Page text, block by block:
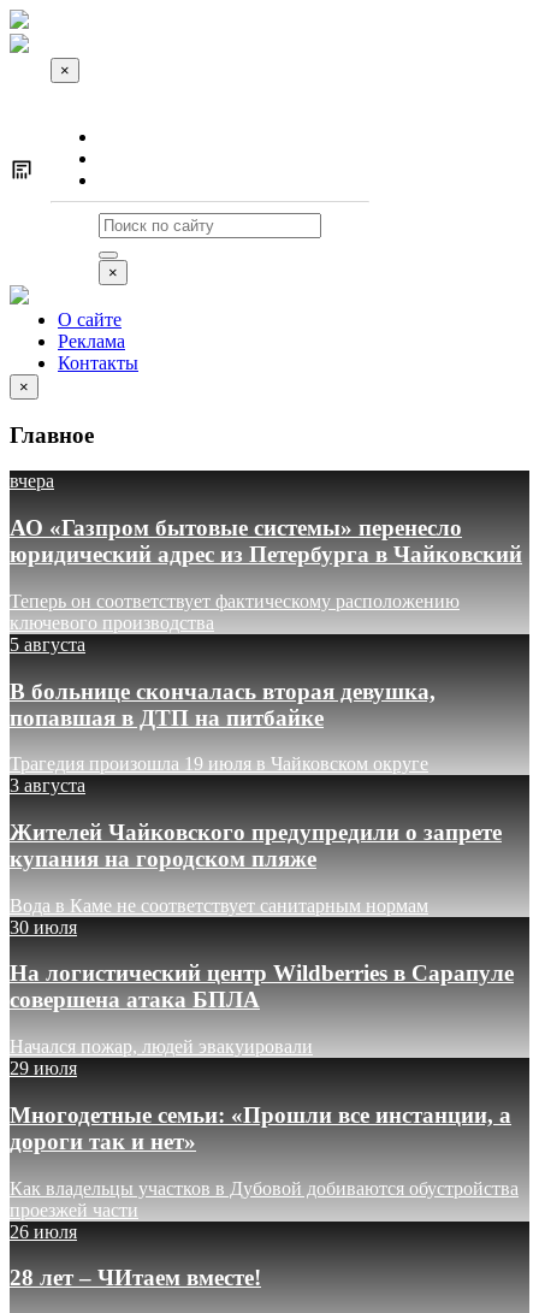
×
×
О сайте
Реклама
Контакты
×
Главное
вчера
АО «Газпром бытовые системы» перенесло
юридический адрес из Петербурга в Чайковский
Теперь он соответствует фактическому расположению
ключевого производства
5 августа
В больнице скончалась вторая девушка,
попавшая в ДТП на питбайке
Трагедия произошла 19 июля в Чайковском округе
3 августа
Жителей Чайковского предупредили о запрете
купания на городском пляже
Вода в Каме не соответствует санитарным нормам
30 июля
На логистический центр Wildberries в Сарапуле
совершена атака БПЛА
Начался пожар, людей эвакуировали
29 июля
Многодетные семьи: «Прошли все инстанции, а
дороги так и нет»
Как владельцы участков в Дубовой добиваются обустройства
проезжей части
26 июля
28 лет – ЧИтаем вместе!